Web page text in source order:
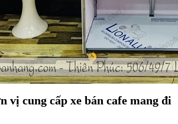
vị cung cấp xe bán cafe mang đi